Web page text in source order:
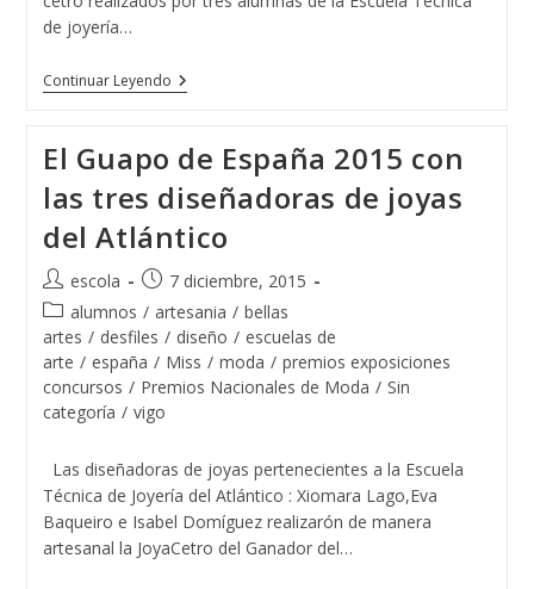
de joyería…
Continuar LeyendoRey
&
España
Con
Joyas
De
La
Escuela
De
Joyería
Del
Atlántico
El Guapo de España 2015 con
las tres diseñadoras de joyas
del Atlántico
Autor
de
la
entrada:
escola
Publicación
de
la
entrada:
7 diciembre, 2015
Categoría
de
la
entrada:
alumnos / artesania / bellas
artes / desfiles / diseño / escuelas de
arte / españa / Miss / moda / premios exposiciones
concursos / Premios Nacionales de Moda / Sin
categoría / vigo
Las diseñadoras de joyas pertenecientes a la Escuela
Técnica de Joyería del Atlántico : Xiomara Lago,Eva
Baqueiro e Isabel Domíguez realizarón de manera
artesanal la JoyaCetro del Ganador del…